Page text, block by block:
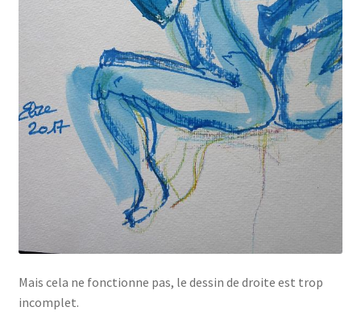
Mais cela ne fonctionne pas, le dessin de droite est trop
incomplet.